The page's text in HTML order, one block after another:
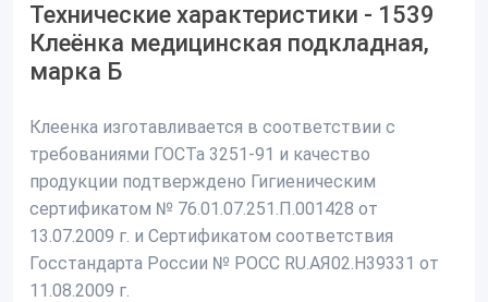
Технические характеристики - 1539
Клеёнка медицинская подкладная,
марка Б
Клеенка изготавливается в соответствии с
требованиями ГОСТа 3251-91 и качество
продукции подтверждено Гигиеническим
сертификатом № 76.01.07.251.П.001428 от
13.07.2009 г. и Сертификатом соответствия
Госстандарта России № РОСС RU.АЯ02.Н39331 от
11.08.2009 г.